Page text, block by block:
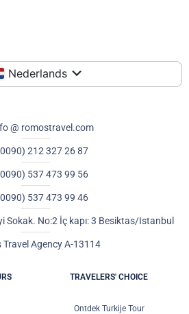
Nederlands
@ romostravel.com
212 327 26 87
537 473 99 56
537 473 99 46
Sokak. No:2 İç kapı: 3 Besiktas/Istanbul
Travel Agency A-13114
TRAVELERS' CHOICE
Ontdek Turkije Tour